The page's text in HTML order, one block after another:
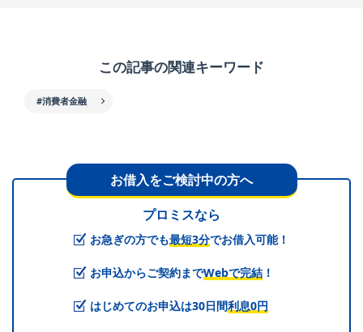
この記事の関連キーワード
#消費者金融
お借入をご検討中の方へ
プロミスなら
お急ぎの方でも最短3分でお借入可能！
お申込からご契約までWebで完結 ！
はじめてのお申込は30日間利息0円